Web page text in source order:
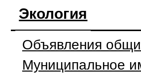
Экология
Объявления
Муниципальное